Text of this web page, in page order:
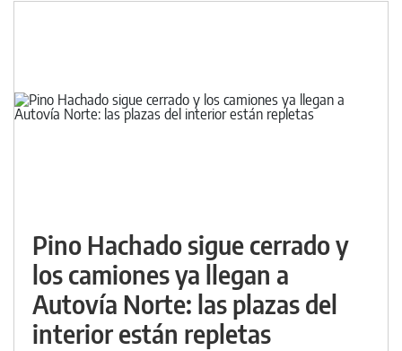
Pino Hachado sigue cerrado y
los camiones ya llegan a
Autovía Norte: las plazas del
interior están repletas